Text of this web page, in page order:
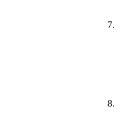
7.
8.